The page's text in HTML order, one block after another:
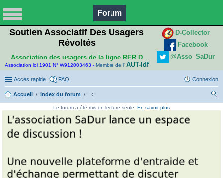
Forum
Soutien Associatif Des Usagers
Révoltés
Association des usagers de la ligne RER D
Association loi 1901 N° W912003463 - Membre de l' AUT-Idf
D-Collector
Facebook
@Asso_SaDur
Accès rapide FAQ Connexion
Accueil
Index du forum
Le forum a été mis en lecture seule. En savoir plus